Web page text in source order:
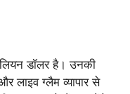
डॉलर है। उनकी
ग्लैम व्यापार से